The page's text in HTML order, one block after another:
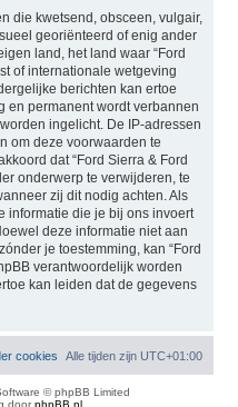
die kwetsend, obsceen, vulgair,
georiënteerd of enig ander
land, het land waar “Ford
of internationale wetgeving
berichten kan ertoe
en permanent wordt verbannen
ingelicht. De IP-adressen
om deze voorwaarden te
dat “Ford Sierra & Ford
onderwerp te verwijderen, te
zij dit nodig achten. Als
informatie die je bij ons invoert
deze informatie niet aan
je toestemming, kan “Ford
verantwoordelijk worden
kan leiden dat de gegevens
Alle tijden zijn UTC+01:00
cookies
© phpBB Limited
doorphpBB.nl